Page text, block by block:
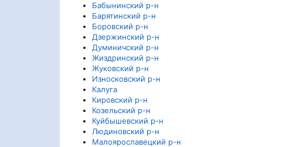
Бабынинский р-н
Барятинский р-н
Боровский р-н
Дзержинский р-н
Думиничский р-н
Жиздринский р-н
Жуковский р-н
Износковский р-н
Калуга
Кировский р-н
Козельский р-н
Куйбышевский р-н
Людиновский р-н
Малоярославецкий р-н